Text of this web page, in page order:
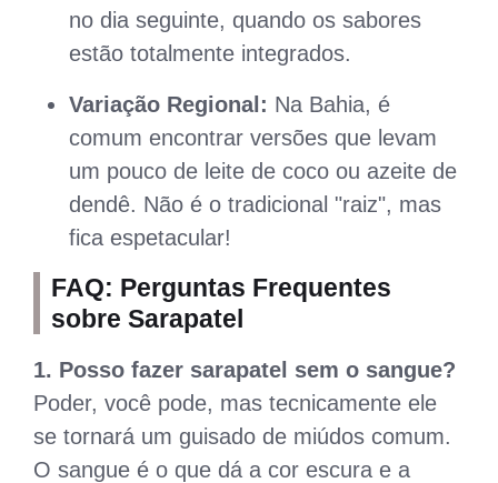
no dia seguinte, quando os sabores
estão totalmente integrados.
Variação Regional: Na Bahia, é
comum encontrar versões que levam
um pouco de leite de coco ou azeite de
dendê. Não é o tradicional "raiz", mas
fica espetacular!
FAQ: Perguntas Frequentes
sobre Sarapatel
1. Posso fazer sarapatel sem o sangue?
Poder, você pode, mas tecnicamente ele
se tornará um guisado de miúdos comum.
O sangue é o que dá a cor escura e a